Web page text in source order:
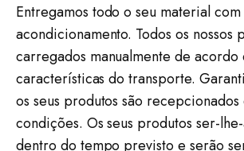
Entregamos todo o seu material
acondicionamento. Todos os nossos
carregados manualmente de acordo
características do transporte.
os seus produtos são
condições. Os seus produtos ser-
dentro do tempo previsto e serão